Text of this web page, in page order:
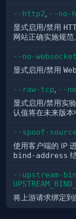
--http2, --no-
显式启用/禁用
网站正确实施规
--no-websocket
显式启用/禁用
--raw-tcp, --
显式启用/禁用实
认值将在未来版本
--spoof-
使用客户端的 IP
bind-address
--upstream-
将上游请求绑定到